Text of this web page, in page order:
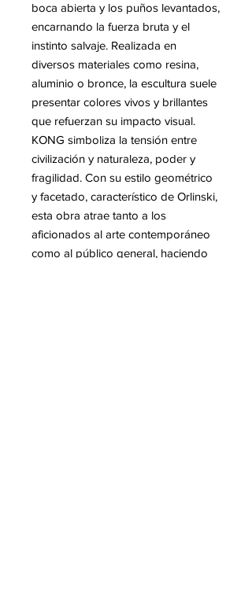
boca abierta y los puños levantados,
encarnando la fuerza bruta y el
instinto salvaje. Realizada en
diversos materiales como resina,
aluminio o bronce, la escultura suele
presentar colores vivos y brillantes
que refuerzan su impacto visual.
KONG simboliza la tensión entre
civilización y naturaleza, poder y
fragilidad. Con su estilo geométrico
y facetado, característico de Orlinski,
esta obra atrae tanto a los
aficionados al arte contemporáneo
como al público general, haciendo